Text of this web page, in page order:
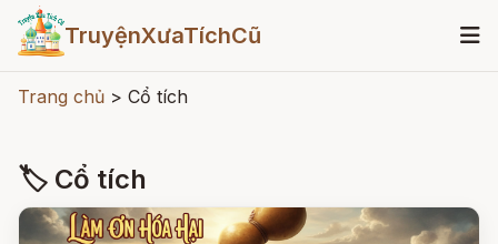
TruyệnXưaTíchCũ
Trang chủ > Cổ tích
🏷 Cổ tích